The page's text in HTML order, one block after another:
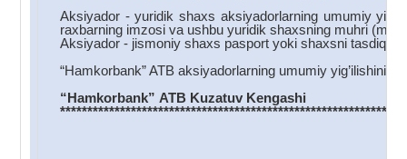
Aksiyador - yuridik shaxs aksiyadorlarning umumiy
raxbarning imzosi va ushbu yuridik shaxsning muhri
Aksiyador - jismoniy shaxs pasport yoki shaxsni
“Hamkorbank” ATB aksiyadorlarning umumiy yig’ilishini
“Hamkorbank” ATB Kuzatuv Kengashi